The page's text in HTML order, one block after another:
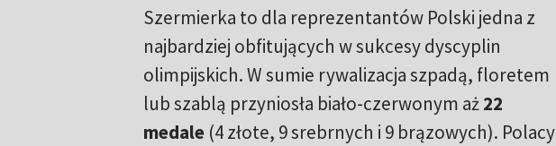
Szermierka to dla reprezentantów Polski jedna z
najbardziej obfitujących w sukcesy dyscyplin
olimpijskich. W sumie rywalizacja szpadą, floretem
lub szablą przyniosła biało-czerwonym aż22
medale(4 złote, 9 srebrnych i 9 brązowych). Polacy